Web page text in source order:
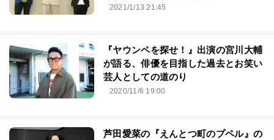
2021/1/13 21:45
『ヤウンペを探せ！』出演の宮川大輔
が語る、俳優を目指した過去とお笑い
芸人としての道のり
2020/11/6 19:00
芦田愛菜の『えんとつ町のプペル』の